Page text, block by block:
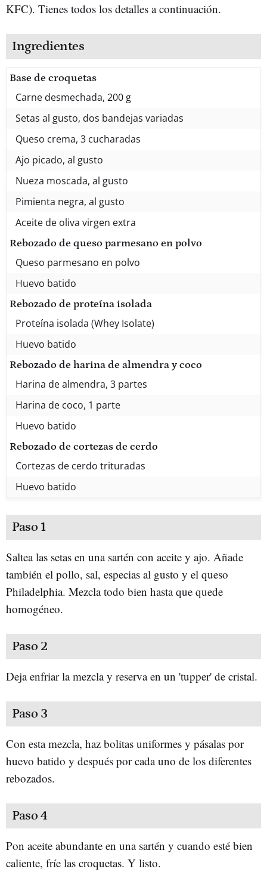
KFC). Tienes todos los detalles a continuación.
Ingredientes
Base de croquetas
Carne desmechada, 200 g
Setas al gusto, dos bandejas variadas
Queso crema, 3 cucharadas
Ajo picado, al gusto
Nueza moscada, al gusto
Pimienta negra, al gusto
Aceite de oliva virgen extra
Rebozado de queso parmesano en polvo
Queso parmesano en polvo
Huevo batido
Rebozado de proteína isolada
Proteína isolada (Whey Isolate)
Huevo batido
Rebozado de harina de almendra y coco
Harina de almendra, 3 partes
Harina de coco, 1 parte
Huevo batido
Rebozado de cortezas de cerdo
Cortezas de cerdo trituradas
Huevo batido
Paso 1
Saltea las setas en una sartén con aceite y ajo. Añade
también el pollo, sal, especias al gusto y el queso
Philadelphia. Mezcla todo bien hasta que quede
homogéneo.
Paso 2
Deja enfriar la mezcla y reserva en un 'tupper' de cristal.
Paso 3
Con esta mezcla, haz bolitas uniformes y pásalas por
huevo batido y después por cada uno de los diferentes
rebozados.
Paso 4
Pon aceite abundante en una sartén y cuando esté bien
caliente, fríe las croquetas. Y listo.